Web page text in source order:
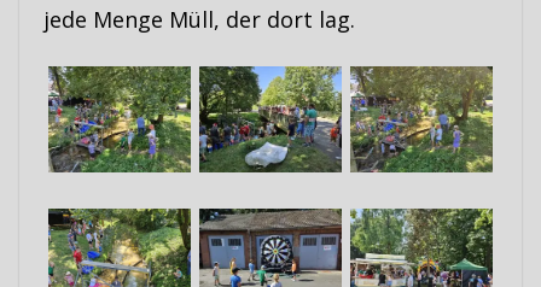
jede Menge Müll, der dort lag.